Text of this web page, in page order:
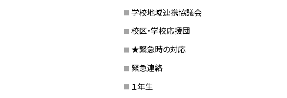
学校地域連携協議会
校区・学校応援団
★緊急時の対応
緊急連絡
１年生